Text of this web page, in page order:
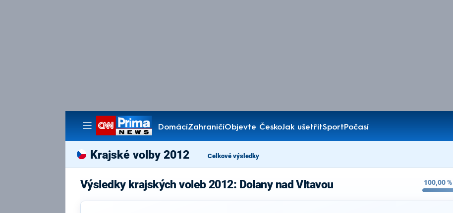
DomácíZahraničíObjevte ČeskoJak ušetřitSportPočasí
Pořady
Krajské volby 2012 Celkové výsledky
Výsledky krajských voleb 2012: Dolany nad Vltavou 100,00%